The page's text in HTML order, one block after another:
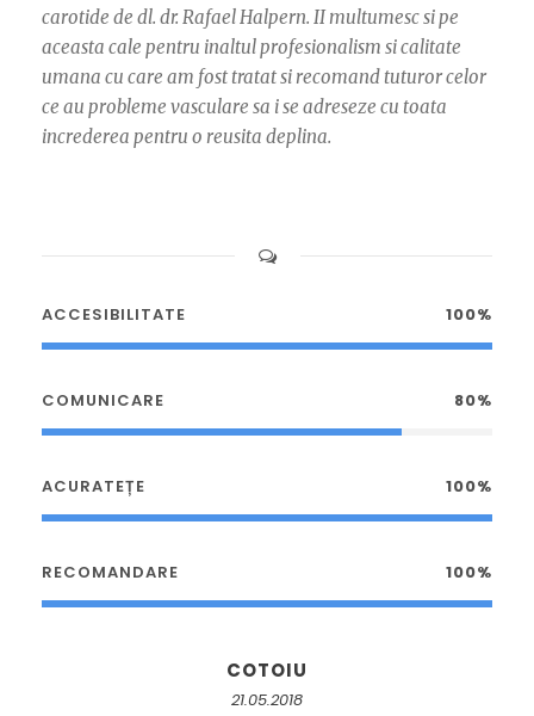
carotide de dl. dr. Rafael Halpern. II multumesc si pe
aceasta cale pentru inaltul profesionalism si calitate
umana cu care am fost tratat si recomand tuturor celor
ce au probleme vasculare sa i se adreseze cu toata
increderea pentru o reusita deplina.
ACCESIBILITATE 100%
COMUNICARE 80%
ACURATEȚE 100%
RECOMANDARE 100%
COTOIU
21.05.2018